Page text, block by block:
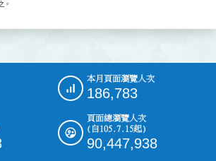
。
本月頁面瀏覽人次
186,783
頁面總瀏覽人次
(自105.7.15起)
90,447,938